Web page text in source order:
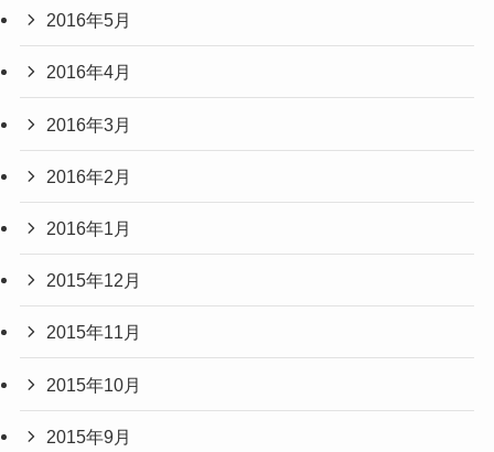
2016年5月
2016年4月
2016年3月
2016年2月
2016年1月
2015年12月
2015年11月
2015年10月
2015年9月